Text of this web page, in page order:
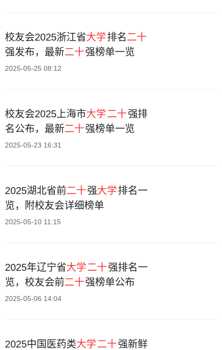
校友会2025浙江省大学排名二十
强发布，最新二十强榜单一览
2025-05-25 08:12
校友会2025上海市大学二十强排
名公布，最新二十强榜单一览
2025-05-23 16:31
2025湖北省前二十强大学排名一
览，附校友会详细榜单
2025-05-10 11:15
2025年辽宁省大学二十强排名一
览，校友会前二十强榜单公布
2025-05-06 14:04
2025中国医药类大学二十强新鲜